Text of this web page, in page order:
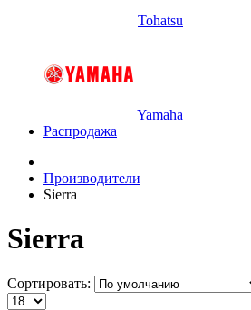
Tohatsu
Yamaha
Распродажа
Производители
Sierra
Sierra
Сортировать: